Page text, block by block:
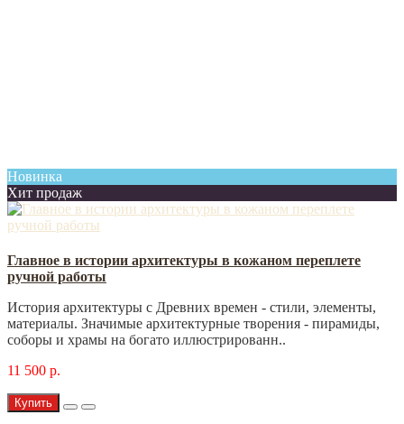
Новинка
Хит продаж
Главное в истории архитектуры в кожаном переплете
ручной работы
История архитектуры с Древних времен - стили, элементы,
материалы. Значимые архитектурные творения - пирамиды,
соборы и храмы на богато иллюстрированн..
11 500 р.
Купить